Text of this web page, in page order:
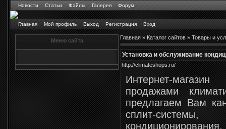
Новости Статьи Файлы Галерея Форум
Главная Мой профиль Выход Регистрация Вход
Меню сайта Главная»Каталог сайтов»Товары и
Установка и обслуживание
http://climateshops.ru/
Интернет-
продажами
предлагаем Вам
сплит-системы,